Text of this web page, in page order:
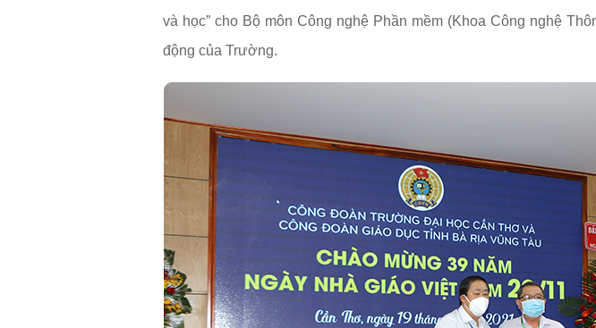
và học” cho Bộ môn Công nghệ Phần mềm (Khoa Công nghệ
động của Trường.